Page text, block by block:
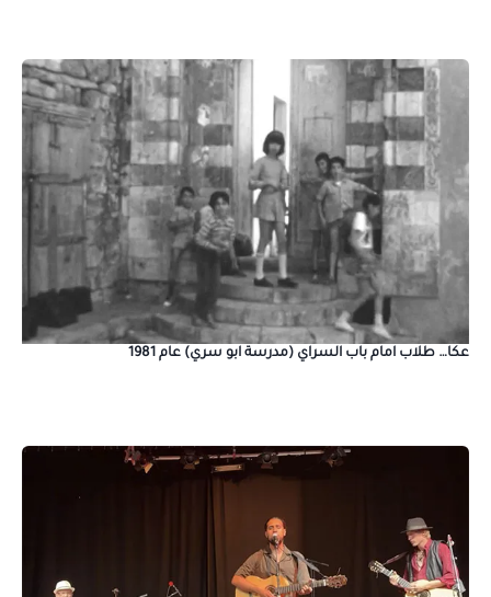
عكا… طلاب امام باب السراي (مدرسة ابو سري) عام 1981